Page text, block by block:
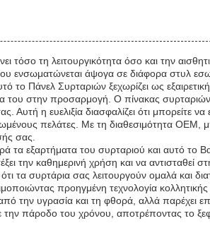
τόσο τη λειτουργικότητα όσο και την
άψογα σε διάφορα στυλ
το Πάνελ Συρταριών ξεχωρίζει ως
του στην προσαρμογή. Ο πίνακας
η ευελιξία διασφαλίζει ότι μπορείτε να
πελάτες. Με τη διαθεσιμότητα OEM,
σας.
τα εξαρτήματα του συρταριού και αυτό το
την καθημερινή χρήση και να
τα συρτάρια σας λειτουργούν ομαλά και
προηγμένη τεχνολογία
από την υγρασία και τη φθορά, αλλά
την πάροδο του χρόνου, αποτρέποντας